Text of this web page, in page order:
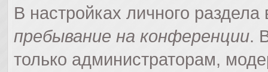
В настройках личного
пребывание на конференции.
только администраторам,